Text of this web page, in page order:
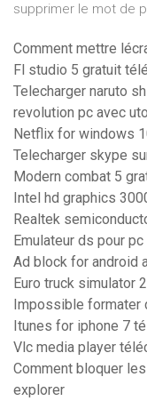
supprimer le mot de
Comment mettre
Fl studio 5 gratuit
Telecharger naruto
revolution pc avec
Netflix for windows
Telecharger skype
Modern combat 5
Intel hd graphics
Realtek
Emulateur ds pour
Ad block for android
Euro truck simulator
Impossible formater
Itunes for iphone 7
Vlc media player
Comment bloquer
explorer